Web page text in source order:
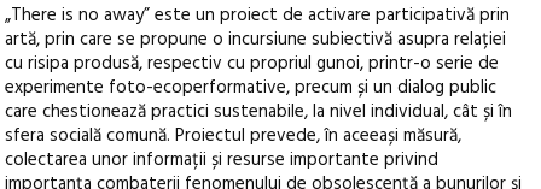
„There is no away” este un proiect de activare participativă prin
artă, prin care se propune o incursiune subiectivă asupra relației
cu risipa produsă, respectiv cu propriul gunoi, printr-o serie de
experimente foto-ecoperformative, precum și un dialog public
care chestionează practici sustenabile, la nivel individual, cât și în
sfera socială comună. Proiectul prevede, în aceeași măsură,
colectarea unor informații și resurse importante privind